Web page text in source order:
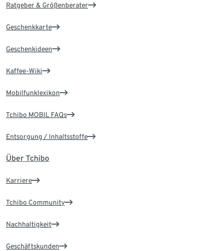
Ratgeber & Größenberater
Geschenkkarte
Geschenkideen
Kaffee-Wiki
Mobilfunklexikon
Tchibo MOBIL FAQs
Entsorgung / Inhaltsstoffe
Über Tchibo
Karriere
Tchibo Community
Nachhaltigkeit
Geschäftskunden